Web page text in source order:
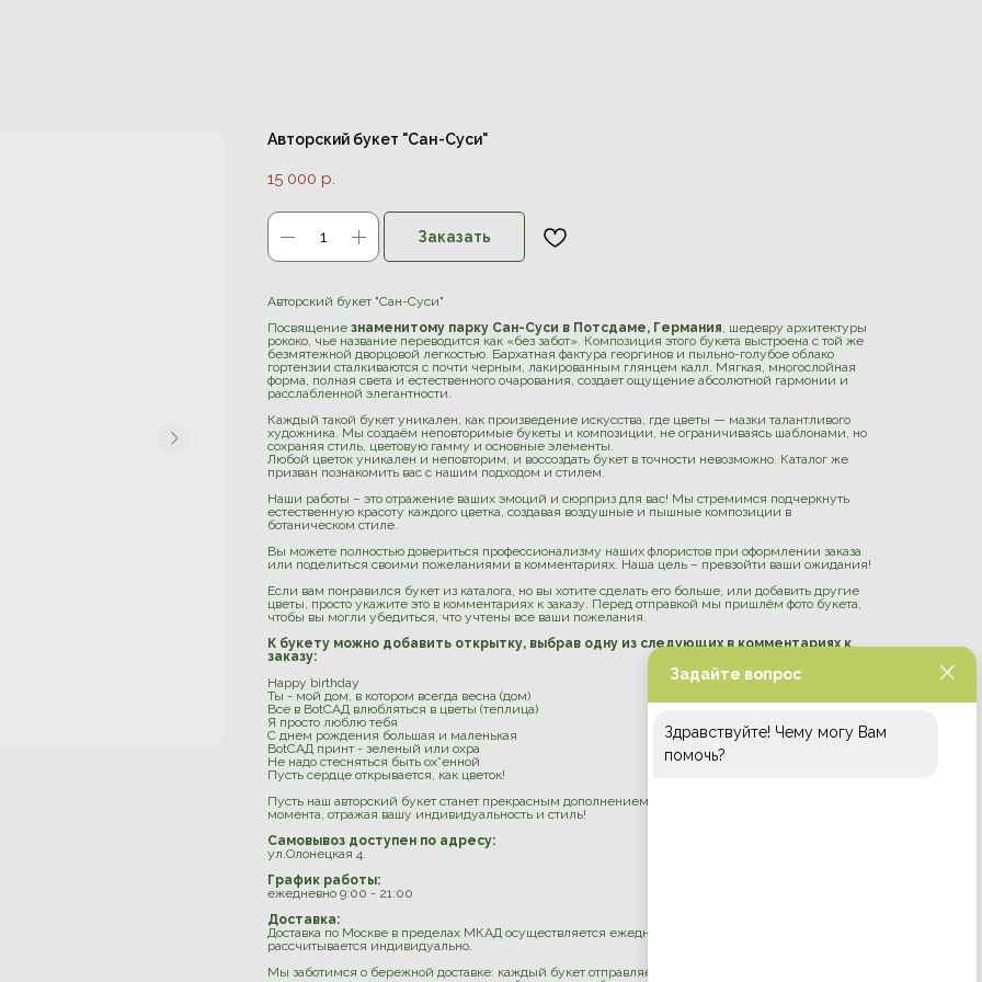
Авторский букет "Сан-Суси"
15 000 р.
Заказать
Авторский букет "Сан-Суси"
Посвящение знаменитому парку Сан-Суси в Потсдаме, Германия, шедевру архитектуры
рококо, чье название переводится как «без забот». Композиция этого букета выстроена с той же
безмятежной дворцовой легкостью. Бархатная фактура георгинов и пыльно-голубое облако
гортензии сталкиваются с почти черным, лакированным глянцем калл. Мягкая, многослойная
форма, полная света и естественного очарования, создает ощущение абсолютной гармонии и
расслабленной элегантности.
Каждый такой букет уникален, как произведение искусства, где цветы — мазки талантливого
художника. Мы создаём неповторимые букеты и композиции, не ограничиваясь шаблонами, но
сохраняя стиль, цветовую гамму и основные элементы.
Любой цветок уникален и неповторим, и воссоздать букет в точности невозможно. Каталог же
призван познакомить вас с нашим подходом и стилем.
Наши работы – это отражение ваших эмоций и сюрприз для вас! Мы стремимся подчеркнуть
естественную красоту каждого цветка, создавая воздушные и пышные композиции в
ботаническом стиле.
Вы можете полностью довериться профессионализму наших флористов при оформлении заказа
или поделиться своими пожеланиями в комментариях. Наша цель – превзойти ваши ожидания!
Если вам понравился букет из каталога, но вы хотите сделать его больше, или добавить другие
цветы, просто укажите это в комментариях к заказу. Перед отправкой мы пришлём фото букета,
чтобы вы могли убедиться, что учтены все ваши пожелания.
К букету можно добавить открытку, выбрав одну из следующих в комментариях к
заказу:
Happy birthday
Ты - мой дом, в котором всегда весна (дом)
Все в BotСАД влюбляться в цветы (теплица)
Я просто люблю тебя
С днем рождения большая и маленькая
BotCАД принт - зеленый или охра
Не надо стесняться быть ох*енной
Пусть сердце открывается, как цветок!
Пусть наш авторский букет станет прекрасным дополнением вашего праздника или особенного
момента, отражая вашу индивидуальность и стиль!
Самовывоз доступен по адресу:
ул.Олонецкая 4.
График работы:
ежедневно 9:00 - 21:00
Доставка:
Доставка по Москве в пределах МКАД осуществляется ежедневно с 9:30 до 21:00. Стоимость
рассчитывается индивидуально.
Мы заботимся о бережной доставке: каждый букет отправляется в транспортировочной коробке с
Задайте вопрос
Здравствуйте! Чему могу Вам
помочь?